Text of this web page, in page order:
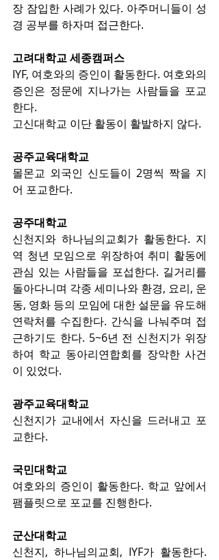
장 잠입한 사례가 있다. 아주머니들이 성
경 공부를 하자며 접근한다.
고려대학교 세종캠퍼스
IYF, 여호와의 증인이 활동한다. 여호와의
증인은 정문에 지나가는 사람들을 포교
한다.
고신대학교 이단 활동이 활발하지 않다.
공주교육대학교
몰몬교 외국인 신도들이 2명씩 짝을 지
어 포교한다.
공주대학교
신천지와 하나님의교회가 활동한다. 지
역 청년 모임으로 위장하여 취미 활동에
관심 있는 사람들을 포섭한다. 길거리를
돌아다니며 각종 세미나와 환경, 요리, 운
동, 영화 등의 모임에 대한 설문을 유도해
연락처를 수집한다. 간식을 나눠주며 접
근하기도 한다. 5~6년 전 신천지가 위장
하여 학교 동아리연합회를 장악한 사건
이 있었다.
광주교육대학교
신천지가 교내에서 자신을 드러내고 포
교한다.
국민대학교
여호와의 증인이 활동한다. 학교 앞에서
팸플릿으로 포교를 진행한다.
군산대학교
신천지, 하나님의교회, IYF가 활동한다.